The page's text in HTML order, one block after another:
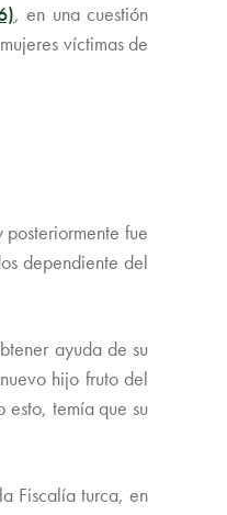
, en una cuestión
víctimas de
fue
dependiente del
ayuda de su
hijo fruto del
esto, temía que su
Fiscalía turca, en